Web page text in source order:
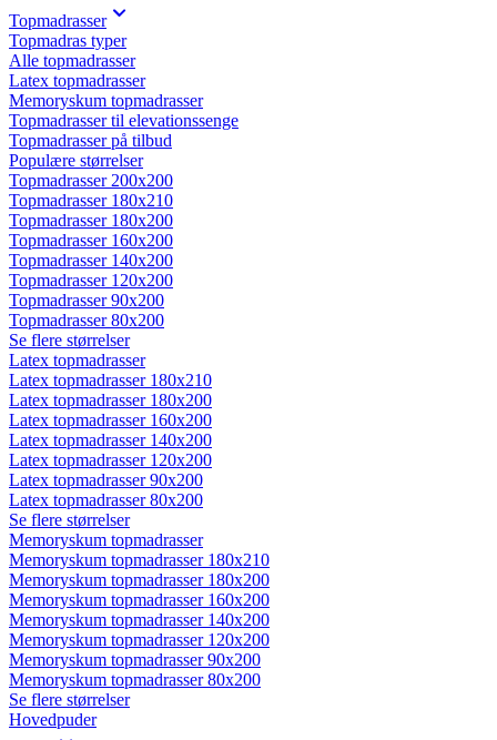
Topmadrasser
Topmadras typer
Alle topmadrasser
Latex topmadrasser
Memoryskum topmadrasser
Topmadrasser til elevationssenge
Topmadrasser på tilbud
Populære størrelser
Topmadrasser 200x200
Topmadrasser 180x210
Topmadrasser 180x200
Topmadrasser 160x200
Topmadrasser 140x200
Topmadrasser 120x200
Topmadrasser 90x200
Topmadrasser 80x200
Se flere størrelser
Latex topmadrasser
Latex topmadrasser 180x210
Latex topmadrasser 180x200
Latex topmadrasser 160x200
Latex topmadrasser 140x200
Latex topmadrasser 120x200
Latex topmadrasser 90x200
Latex topmadrasser 80x200
Se flere størrelser
Memoryskum topmadrasser
Memoryskum topmadrasser 180x210
Memoryskum topmadrasser 180x200
Memoryskum topmadrasser 160x200
Memoryskum topmadrasser 140x200
Memoryskum topmadrasser 120x200
Memoryskum topmadrasser 90x200
Memoryskum topmadrasser 80x200
Se flere størrelser
Hovedpuder